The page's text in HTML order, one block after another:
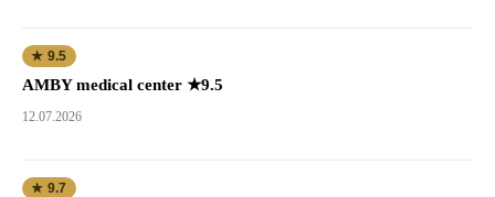
★ 9.5
AMBY medical center ★9.5
12.07.2026
★ 9.7